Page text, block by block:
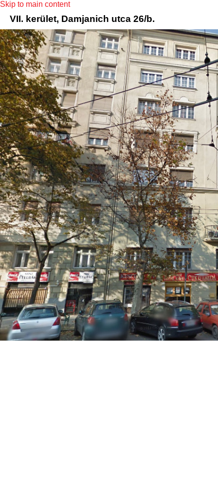
Skip to main content
VII. kerület, Damjanich utca 26/b.